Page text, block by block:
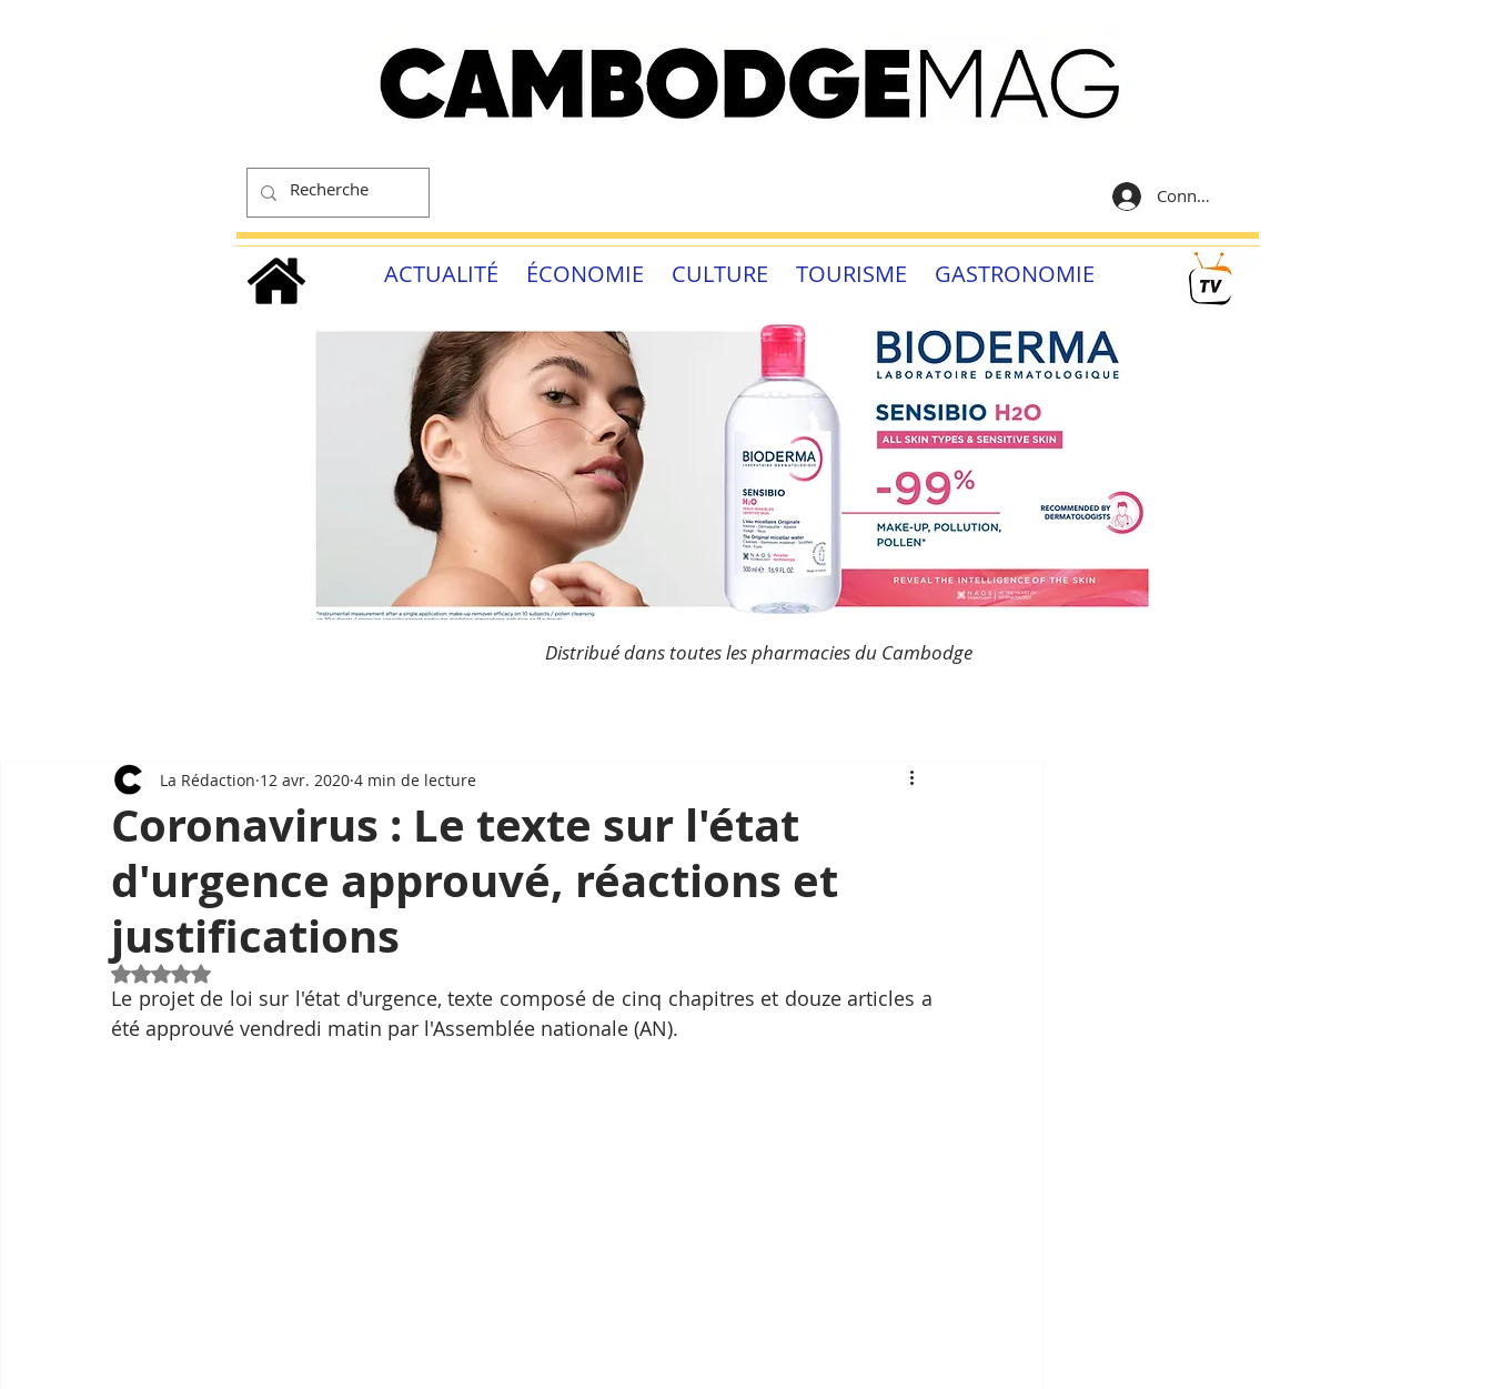
Connexion
ACTUALITÉ ÉCONOMIE CULTURE TOURISME GASTRONOMIE
Distribué dans toutes les pharmacies du Cambodge
Coronavirus : Le texte sur l'état
d'urgence approuvé, réactions et
justifications
La Rédaction 12 avr. 2020 4 min de lecture
Noté NaN étoiles sur 5.
Le projet de loi sur l'état d'urgence, texte composé de cinq chapitres et douze articles a
été approuvé vendredi matin par l'Assemblée nationale (AN).